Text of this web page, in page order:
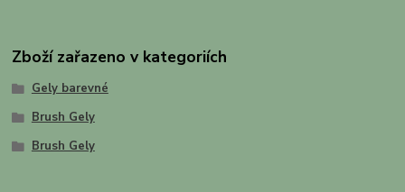
Zboží zařazeno v kategoriích
Gely barevné
Brush Gely
Brush Gely